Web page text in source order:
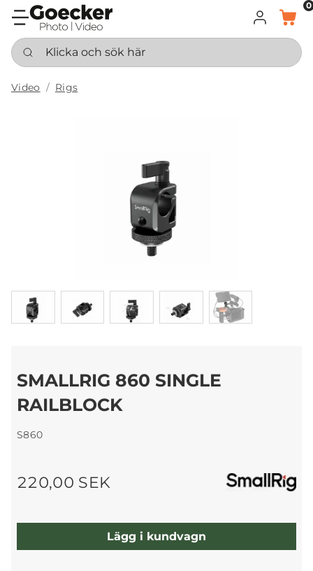
LOGGA IN
KORG
0
Klicka och sök här
Video Rigs
SMALLRIG 860 SINGLE
RAILBLOCK
S860
220,00 SEK
Lägg i kundvagn